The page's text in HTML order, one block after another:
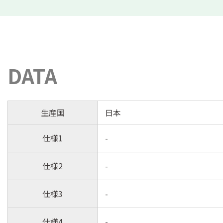
DATA
生産国 日本
仕様1 -
仕様2 -
仕様3 -